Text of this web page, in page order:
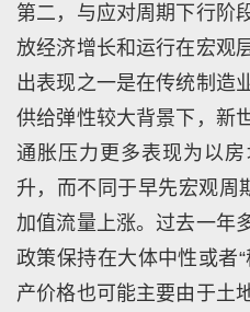
第二，与应对周期下行阶
放经济增长和运行在宏观
出表现之一是在传统制造
供给弹性较大背景下，新
通胀压力更多表现为以
升，而不同于早先宏观周
加值流量上涨。过去一年
政策保持在大体中性或者
产价格也可能主要由于土